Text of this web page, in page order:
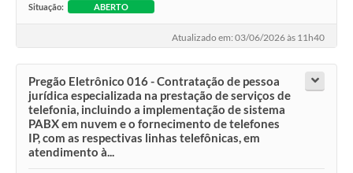
Situação: ABERTO
Atualizado em: 03/06/2026 às 11h40
Pregão Eletrônico 016 - Contratação de pessoa
jurídica especializada na prestação de serviços de
telefonia, incluindo a implementação de sistema
PABX em nuvem e o fornecimento de telefones
IP, com as respectivas linhas telefônicas, em
atendimento à...